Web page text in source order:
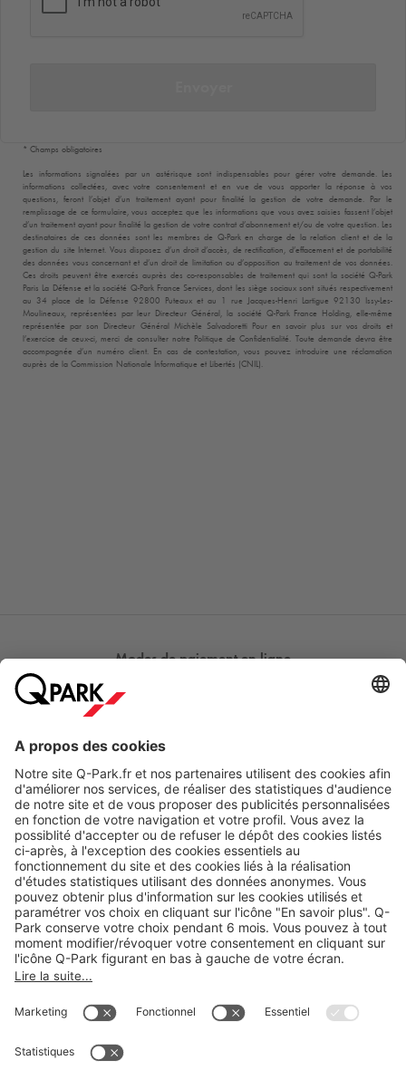
* Champs obligatoires
Les informations signalées par un astérisque sont indispensables pour gérer votre demande. Les
informations collectées, avec votre consentement et en vue de vous apporter la réponse à vos
questions, feront l’objet d’un traitement ayant pour finalité la gestion de votre demande. Par le
remplissage de ce formulaire, vous acceptez que les informations que vous avez saisies fassent l’objet
d’un traitement ayant pour finalité la gestion de votre contrat d’abonnement et/ou de votre question. Les
destinataires de ces données sont les membres de Q-Parken charge de la relation client et de la
gestion du site Internet. Vous disposez d’un droit d’accès, de rectification, d’effacement et de portabilité
des données vous concernant et d’un droit de limitation ou d’opposition au traitement de vos données.
Ces droits peuvent être exercés auprès des co-responsables de traitement qui sont la société Q-Park
Paris La Défense et la société Q-ParkFrance Services, dont les siège sociaux sont situés respectivement
au 34 place de la Défense 92800 Puteaux et au 1 rue Jacques-Henri Lartigue 92130 Issy-Les-
Moulineaux, représentées par leur Directeur Général, la société Q-ParkFrance Holding, elle-même
représentée par son Directeur Général Michèle Salvadoretti Pour en savoir plus sur vos droits et
l’exercice de ceux-ci, merci de consulter notre Politique de Confidentialité. Toute demande devra être
accompagnée d’un numéro client. En cas de contestation, vous pouvez introduire une réclamation
auprès de la Commission Nationale Informatique et Libertés (CNIL).
Modes de paiement en ligne
A propos
Nos produits
Nos services